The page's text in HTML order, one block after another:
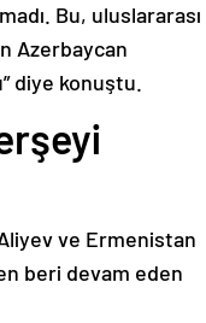
Bu, uluslararası
Azerbaycan
diye konuştu.
ve Ermenistan
beri devam eden